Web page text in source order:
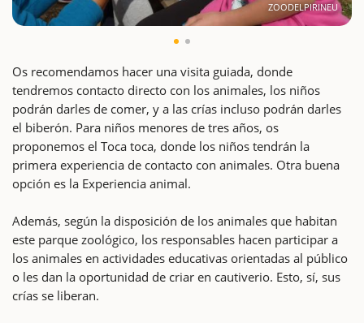
ZOODELPIRINEU
Os recomendamos hacer una visita guiada, donde
tendremos contacto directo con los animales, los niños
podrán darles de comer, y a las crías incluso podrán darles
el biberón. Para niños menores de tres años, os
proponemos el Toca toca, donde los niños tendrán la
primera experiencia de contacto con animales. Otra buena
opción es la Experiencia animal.
Además, según la disposición de los animales que habitan
este parque zoológico, los responsables hacen participar a
los animales en actividades educativas orientadas al público
o les dan la oportunidad de criar en cautiverio. Esto, sí, sus
crías se liberan.